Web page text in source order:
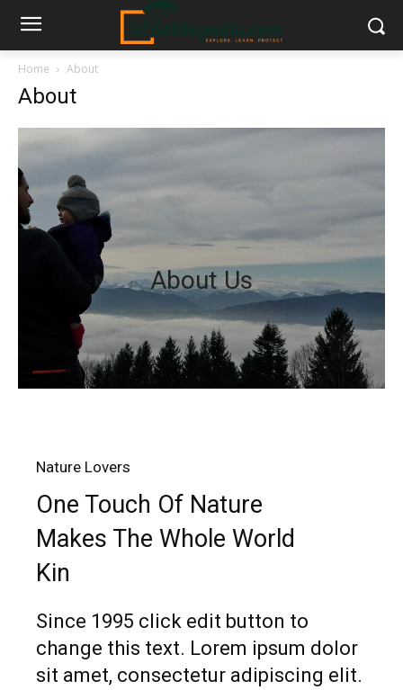
Home About
About
About Us
Nature Lovers
One Touch Of Nature
Makes The Whole World
Kin
Since 1995 click edit button to
change this text. Lorem ipsum dolor
sit amet, consectetur adipiscing elit.